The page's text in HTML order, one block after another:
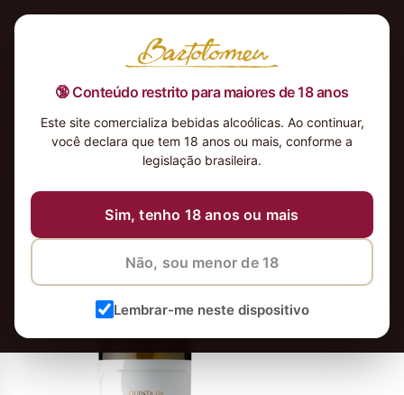
🔞 Conteúdo restrito para maiores de 18 anos
Este site comercializa bebidas alcoólicas. Ao continuar,
você declara que tem 18 anos ou mais, conforme a
legislação brasileira.
Sim, tenho 18 anos ou mais
Não, sou menor de 18
Lembrar-me neste dispositivo
Marquesa-de-Alorna-Grande-
Reserva-Branco-2013-Tejo_4x
13 de maio de 2026